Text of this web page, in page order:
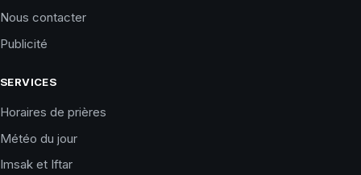
Nous contacter
Publicité
SERVICES
Horaires de prières
Météo du jour
Imsak et Iftar